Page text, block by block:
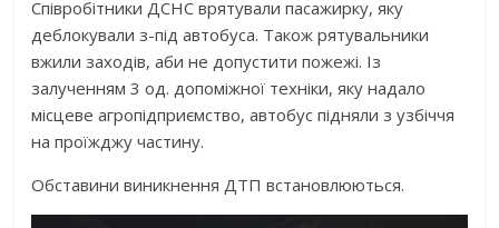
Співробітники ДСНС врятували пасажирку, яку
деблокували з-під автобуса. Також рятувальники
вжили заходів, аби не допустити пожежі. Із
залученням 3 од. допоміжної техніки, яку надало
місцеве агропідприємство, автобус підняли з узбіччя
на проїжджу частину.
Обставини виникнення ДТП встановлюються.